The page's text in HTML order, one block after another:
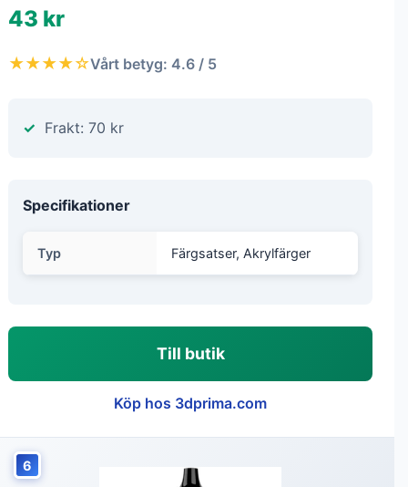
43 kr
★★★★☆Vårt betyg: 4.6 / 5
Frakt: 70 kr
Specifikationer
Typ Färgsatser, Akrylfärger
Till butik
Köp hos 3dprima.com
6